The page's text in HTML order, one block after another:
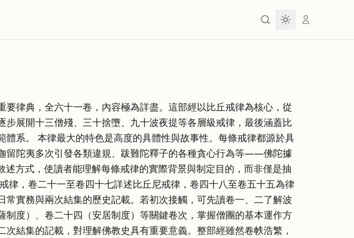
要律典，全六十一卷，內容極為詳盡。這部經以比丘戒律為核心，從
步展開十三僧殘、三十捨墮、九十波夜提等各層級戒律，最後涵蓋比
體系。 本律最大的特色是高度的具體性與故事性。每條戒律都源於具
陀夷多次引發各類違規、跋難陀釋子的各種貪心行為等——佛陀據
方式，使讀者能理解每條戒律的實際背景與制定目的，而非僅是抽
律，卷二十一至卷四十七詳述比丘尼戒律，卷四十八至卷五十五為律
實務與兩次結集的歷史記載。若初次接觸，可先讀卷一、二了解波
制度）、卷二十四（安居制度）等關鍵卷次，掌握僧團的基本運作方
結集的記載，對理解佛教史具有重要意義。整部經雖然卷帙浩繁，